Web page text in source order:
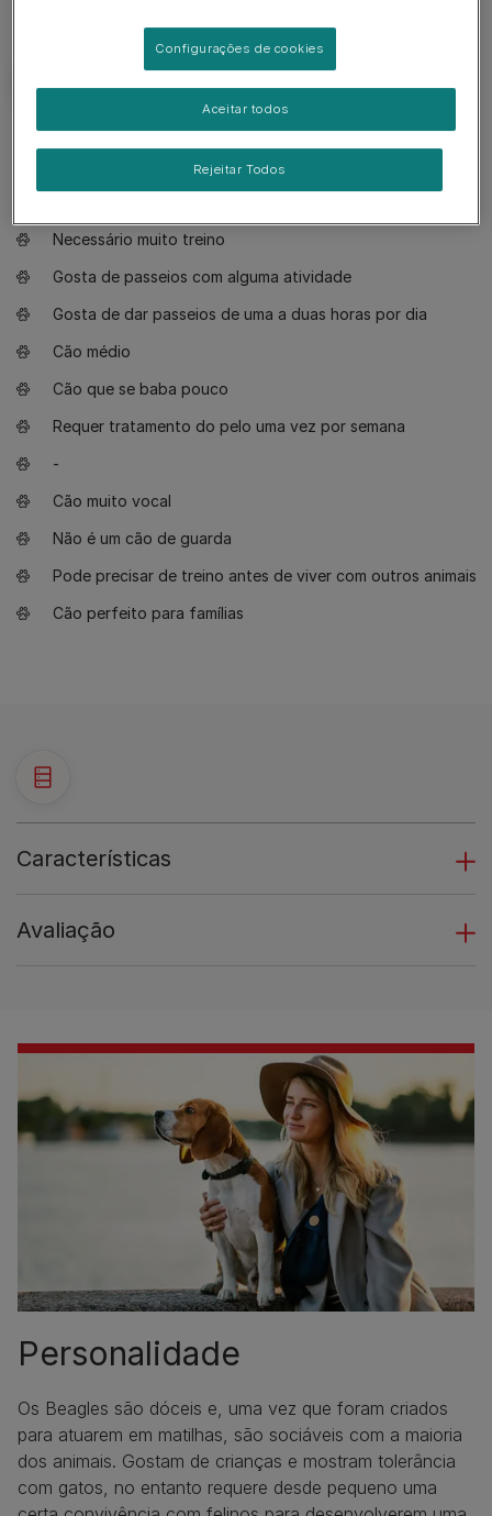
O que necessita saber
Necessário muito treino
Gosta de passeios com alguma atividade
Gosta de dar passeios de uma a duas horas por dia
Cão médio
Cão que se baba pouco
Requer tratamento do pelo uma vez por semana
-
Cão muito vocal
Não é um cão de guarda
Pode precisar de treino antes de viver com outros animais
Cão perfeito para famílias
Características
Avaliação
Personalidade
Os Beagles são dóceis e, uma vez que foram criados
para atuarem em matilhas, são sociáveis com a maioria
dos animais. Gostam de crianças e mostram tolerância
com gatos, no entanto requere desde pequeno uma
Configurações de cookies
Rejeitar Todos
Aceitar todos